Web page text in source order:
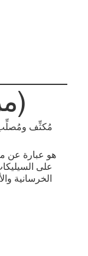
مُكثِّف BL (مزيج)
مُكثِّف ومُصلِّب
هو عبارة عن
على
الخرسانية